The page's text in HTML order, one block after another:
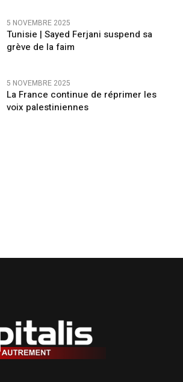
5 NOVEMBRE 2025
Tunisie | Sayed Ferjani suspend sa
grève de la faim
5 NOVEMBRE 2025
La France continue de réprimer les
voix palestiniennes